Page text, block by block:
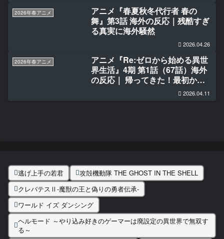
2026年春アニメ
アニメ『春夏秋冬代行者 春の
舞』第3話 海外の反応｜残酷すぎ
る真実に海外騒然
2026.04.26
2026年春アニメ
アニメ『Re:ゼロから始める異世
界生活』4期 第1話（67話）海外
の反応｜ 帰ってきた！最初から
2026.04.11
逃げ上手の若君
攻殻機動隊 THE GHOST IN THE SHELL
クレバテスⅡ-魔獣の王と偽りの勇者伝承-
ワールド イズ ダンシング
ヘルモード ～やり込み好きのゲーマーは廃設定の異世界で無双す
る～